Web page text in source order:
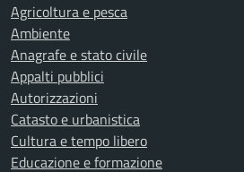
Agricoltura e pesca
Ambiente
Anagrafe e stato civile
Appalti pubblici
Autorizzazioni
Catasto e urbanistica
Cultura e tempo libero
Educazione e formazione